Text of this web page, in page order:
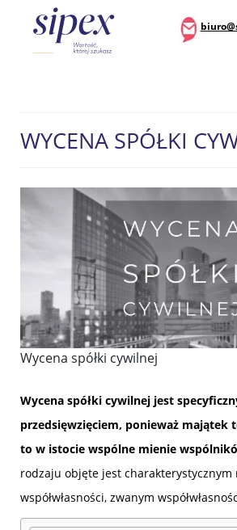
WYCENA SPÓŁKI
Wycena spółki cywilnej
Wycena spółki cywilnej jest
przedsięwzięciem, ponieważ majątek
to w istocie wspólne mienie
rodzaju objęte jest charakterystycznym
współwłasności, zwanym